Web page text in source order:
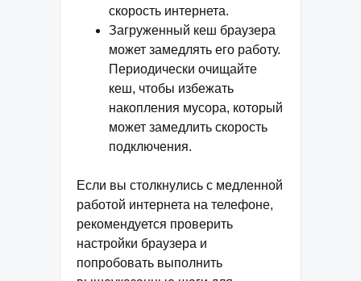
скорость интернета.
Загруженный кеш браузера
может замедлять его работу.
Периодически очищайте
кеш, чтобы избежать
накопления мусора, который
может замедлить скорость
подключения.
Если вы столкнулись с медленной
работой интернета на телефоне,
рекомендуется проверить
настройки браузера и
попробовать выполнить